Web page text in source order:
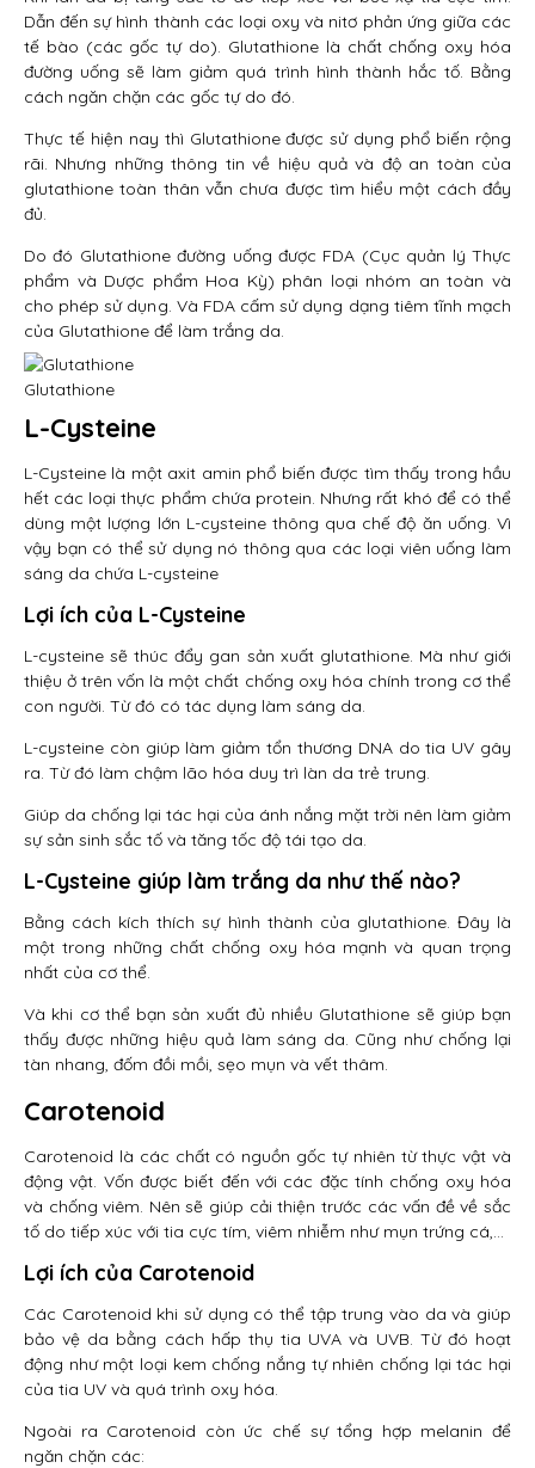
Dẫn đến sự hình thành các loại oxy và nitơ phản ứng giữa các
tế bào (các gốc tự do). Glutathione là chất chống oxy hóa
đường uống sẽ làm giảm quá trình hình thành hắc tố. Bằng
cách ngăn chặn các gốc tự do đó.
Thực tế hiện nay thì Glutathione được sử dụng phổ biến rộng
rãi. Nhưng những thông tin về hiệu quả và độ an toàn của
glutathione toàn thân vẫn chưa được tìm hiểu một cách đầy
đủ.
Do đó Glutathione đường uống được FDA (Cục quản lý Thực
phẩm và Dược phẩm Hoa Kỳ) phân loại nhóm an toàn và
cho phép sử dụng. Và FDA cấm sử dụng dạng tiêm tĩnh mạch
của Glutathione để làm trắng da.
Glutathione
L-Cysteine
L-Cysteine ​​là một axit amin phổ biến được tìm thấy trong hầu
hết các loại thực phẩm chứa protein. Nhưng rất khó để có thể
dùng một lượng lớn L-cysteine thông qua chế độ ăn uống. Vì
vậy bạn có thể sử dụng nó thông qua các loại viên uống làm
sáng da chứa L-cysteine
Lợi ích của L-Cysteine
L-cysteine sẽ thúc đẩy gan sản xuất glutathione. Mà như giới
thiệu ở trên vốn là một chất chống oxy hóa chính trong cơ thể
con người. Từ đó có tác dụng làm sáng da.
L-cysteine còn giúp làm giảm tổn thương DNA do tia UV gây
ra. Từ đó làm chậm lão hóa duy trì làn da trẻ trung.
Giúp da chống lại tác hại của ánh nắng mặt trời nên làm giảm
sự sản sinh sắc tố và tăng tốc độ tái tạo da.
L-Cysteine ​​giúp làm trắng da như thế nào?
Bằng cách kích thích sự hình thành của glutathione. Đây là
một trong những chất chống oxy hóa mạnh và quan trọng
nhất của cơ thể.
Và khi cơ thể bạn sản xuất đủ nhiều Glutathione sẽ giúp bạn
thấy được những hiệu quả làm sáng da. Cũng như chống lại
tàn nhang, đốm đồi mồi, sẹo mụn và vết thâm.
Carotenoid
Carotenoid là các chất có nguồn gốc tự nhiên từ thực vật và
động vật. Vốn được biết đến với các đặc tính chống oxy hóa
và chống viêm. Nên sẽ giúp cải thiện trước các vấn đề về sắc
tố do tiếp xúc với tia cực tím, viêm nhiễm như mụn trứng cá,…
Lợi ích của Carotenoid
Các Carotenoid khi sử dụng có thể tập trung vào da và giúp
bảo vệ da bằng cách hấp thụ tia UVA và UVB. Từ đó hoạt
động như một loại kem chống nắng tự nhiên chống lại tác hại
của tia UV và quá trình oxy hóa.
Ngoài ra Carotenoid còn ức chế sự tổng hợp melanin để
ngăn chặn các: